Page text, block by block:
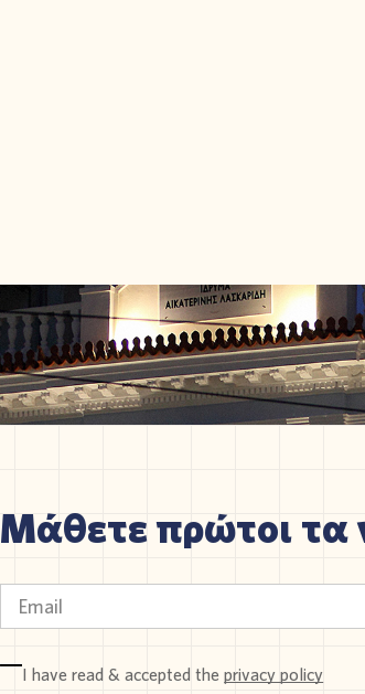
Μάθετε πρώτοι τα
I have read & accepted theprivacy policy